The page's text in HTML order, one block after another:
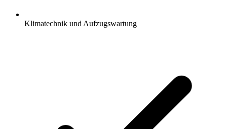
Klimatechnik und Aufzugswartung